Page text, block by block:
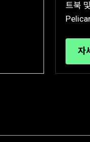
트북
자